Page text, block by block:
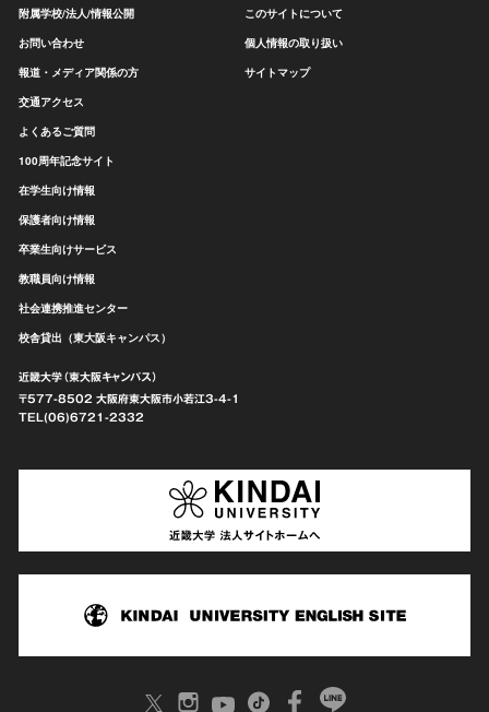
附属学校/法人/情報公開
お問い合わせ
報道・メディア関係の方
交通アクセス
よくあるご質問
100周年記念サイト
在学生向け情報
保護者向け情報
卒業生向けサービス
教職員向け情報
社会連携推進センター
校舎貸出（東大阪キャンパス）
このサイトについて
個人情報の取り扱い
サイトマップ
近畿大学（東大阪キャンパス）
〒577-8502 大阪府東大阪市小若江3-4-1
TEL(06)6721-2332